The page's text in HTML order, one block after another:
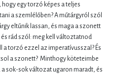
egy torzó képes a teljes
a szemlélőben? A műtárgyról szól
eltűnik lassan, és maga a szonett
rád szól: meg kell változtatnod
a torzó ezzel az imperatívusszal? És
a szonett? Minthogy köteteimbe
sok-sok változat ugaron maradt, és